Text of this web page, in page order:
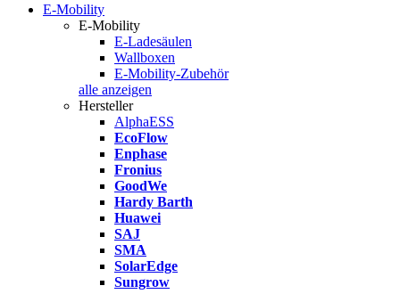
E-Mobility
E-Mobility
E-Ladesäulen
Wallboxen
E-Mobility-Zubehör
alle anzeigen
Hersteller
AlphaESS
EcoFlow
Enphase
Fronius
GoodWe
Hardy Barth
Huawei
SAJ
SMA
SolarEdge
Sungrow